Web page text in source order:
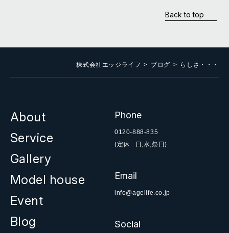
Back to top
株式会社エッジライフ ブログ らしさ・・・
About
Service
Gallery
Model house
Event
Blog
Phone
0120-888-835
(定休 : 日,水,祭日)
Email
info@agelife.co.jp
Social